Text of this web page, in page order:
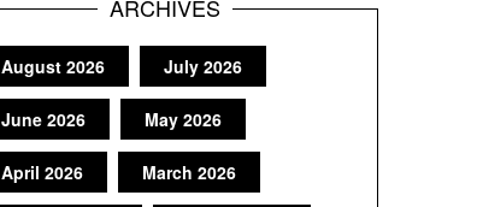
ARCHIVES
August 2026 July 2026
June 2026 May 2026
April 2026 March 2026